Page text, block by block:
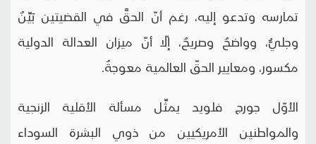
تمارسه وتدعو إليه، رغم أنّ الحقَّ في القضيتين بَيِّنٌ
وجليٌّ، وواضحٌ وصريحٌ، إلّا أنّ ميزان العدالة الدولية
مكسور، ومعايير الحقّ العالمية معوجةٌ.
الأوّل جورج فلويد يمثِّل مسألة الأقلية الزنجية
والمواطنين الأمريكيين من ذوي البشرة السوداء